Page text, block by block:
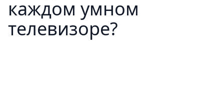
каждом умном
телевизоре?